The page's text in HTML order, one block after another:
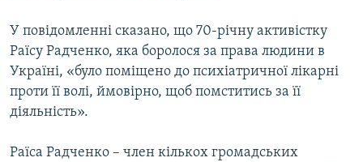
У повідомленні сказано, що 70-річну активістку
Раїсу Радченко, яка боролося за права людини в
Україні, «було поміщено до психіатричної лікарні
проти її волі, ймовірно, щоб помститись за її
діяльність».
Раїса Радченко – член кількох громадських